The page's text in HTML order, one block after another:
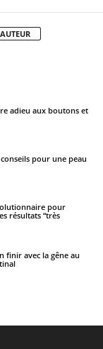
adieu aux boutons et
pour une peau
pour
résultats “très
finir avec la gêne au